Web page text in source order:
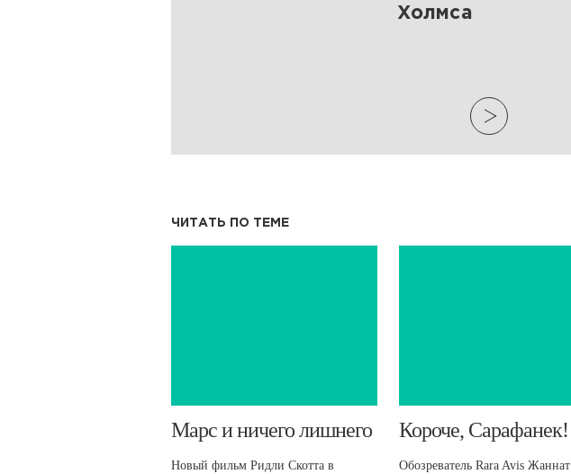
Холмса
ЧИТАТЬ ПО ТЕМЕ
​Марс и ничего лишнего
Новый фильм Ридли Скотта в
​Короче, Сарафанек!
Обозреватель Rara Avis Жаннат